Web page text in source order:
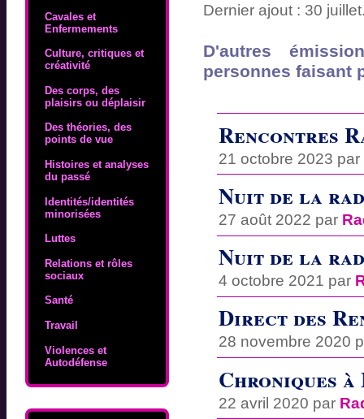
Cavales et
Enfermements
Culture, critiques et
créativité
Des corps, des
plaisirs ou déplaisir
Des théories, des
points de vue
Histoires et analyses
du passé
Identités/identités
minorisées
Luttes
Relations et rôles
sociaux
Santé
Travail
Violences et
Autodéfense
Dernier ajout : 30
D'autres
personnes faisant
Rencontres
21 octobre 2023 par
Nuit de la
27 août 2022 par
Nuit de la
4 octobre 2021 par
Direct des
28 novembre 2020
Chroniques à
22 avril 2020 par